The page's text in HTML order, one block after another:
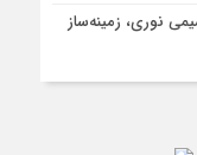
نوری، زمینه‌ساز